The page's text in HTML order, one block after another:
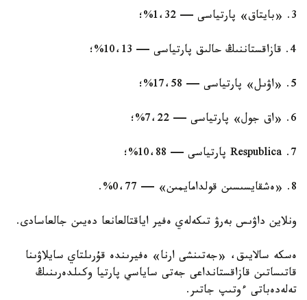
3. «بايتاق» پارتياسى — 1،32%؛
4. قازاقستاننىڭ حالىق پارتياسى — 10،13%؛
5. «اۋىل» پارتياسى — 17،58%؛
6. «اق جول» پارتياسى — 7،22%؛
7. Respublica پارتياسى — 10،88%؛
8. «ەشقايسىسىن قولدامايمىن» — 0،77%.
ونلاين داۋىس بەرۋ تىكەلەي ەفير اياقتالعانعا دەيىن جالعاسادى.
ەسكە سالايىق، «جەتىنشى ارنا» ەفيرىندە قۇرىلتاي سايلاۋىنا
قاتىساتىن قازاقستانداعى جەتى ساياسي پارتيا وكىلدەرىنىڭ
تەلەدەباتى ءوتىپ جاتىر.